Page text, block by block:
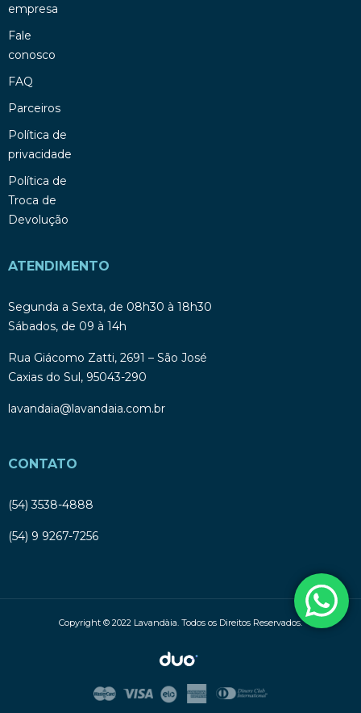
empresa
Fale
conosco
FAQ
Parceiros
Política de
privacidade
Política de
Troca de
Devolução
ATENDIMENTO
Segunda a Sexta, de 08h30 à 18h30
Sábados, de 09 à 14h
Rua Giácomo Zatti, 2691 – São José
Caxias do Sul, 95043-290
lavandaia@lavandaia.com.br
CONTATO
(54) 3538-4888
(54) 9 9267-7256
Copyright © 2022 Lavandàia. Todos os Direitos Reservados.